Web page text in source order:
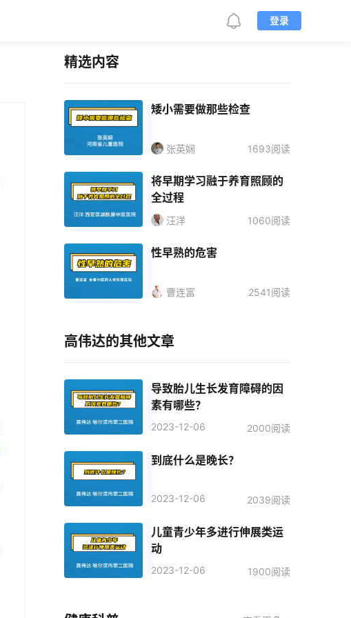
登录
精选内容
矮小需要做那些检查
张英娴 1693阅读
将早期学习融于养育照顾的
全过程
汪洋 1060阅读
性早熟的危害
曹连富 2541阅读
高伟达的其他文章
导致胎儿生长发育障碍的因
素有哪些？
2023-12-06 2000阅读
到底什么是晚长？
2023-12-06 2039阅读
儿童青少年多进行伸展类运
动
2023-12-06 1900阅读